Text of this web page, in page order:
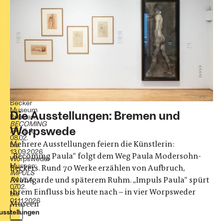
Modersohn-
Große
Sonderschau
Paula
Modersohn-
Becker
Museum
Bremen:
BECOMING
PAULA,
08.02.
bis
13.09.2026
Worpsweder
Museen:
IMPULS
PAULA,
07.02.
bis
01.11.2026
Die Ausstellungen: Bremen und
Worpswede
Mehrere Ausstellungen feiern die Künstlerin:
„Becoming Paula“ folgt dem Weg Paula Modersohn-
Beckers. Rund 70 Werke erzählen von Aufbruch,
Avantgarde und späterem Ruhm. „Impuls Paula“ spürt
ihrem Einfluss bis heute nach – in vier Worpsweder
Museen